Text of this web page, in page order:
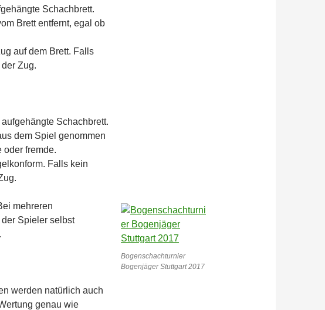
Schachbrett.
Brett entfernt, egal ob
auf dem Brett. Falls
Zug.
Schachbrett.
dem Spiel genommen
oder fremde.
Falls kein
Bogenschachturnier
Bogenjäger Stuttgart 2017
mehreren
Spieler selbst
werden natürlich auch
genau wie